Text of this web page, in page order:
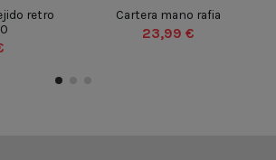
retro
Cartera mano rafia
23,99 €
UN